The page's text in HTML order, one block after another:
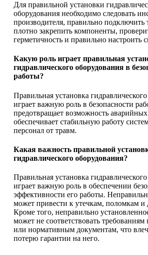
Для правильной установки
оборудования необходимо следовать
производителя, правильно подключить
плотно закрепить компоненты,
герметичность и правильно настроить
Какую роль играет правильная
гидравлического оборудования в
работы?
Правильная установка
играет важную роль в безопасности
предотвращает возможность
обеспечивает стабильную работу
персонал от травм.
Какая важность правильной
гидравлического оборудования?
Правильная установка
играет важную роль в обеспечении
эффективности его работы.
может привести к утечкам, поломкам и
Кроме того, неправильно
может не соответствовать требованиям
или нормативным документам, что
потерю гарантии на него.